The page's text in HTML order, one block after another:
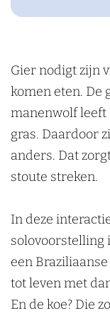
o
m
p
a
n
y
C
o
m
p
a
n
p
a
n
y
a
C
o
m
p
a
y
o
D
e
L
n
d
n
b
e
r
g
d
n
b
e
r
g
r
m
D
e
L
i
n
e
n
b
e
r
Gier nodigt zijn
komen eten. De
manenwolf leeft
gras. Daardoor
anders. Dat
stoute streken.
In deze
solovoorstelling
een
tot leven met
En de koe? Die